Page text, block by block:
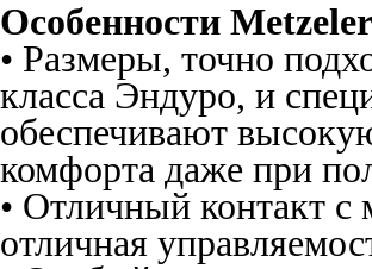
Особенности
• Размеры, точно
класса Эндуро, и
обеспечивают
комфорта даже при
• Отличный контакт с
отличная